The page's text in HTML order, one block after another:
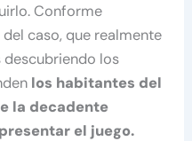
Conforme
caso, que realmente
descubriendo los
los habitantes del
la decadente
el juego.